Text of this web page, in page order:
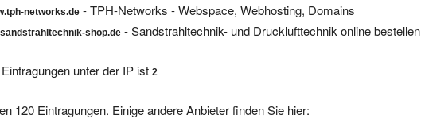
networks.de - TPH-Networks - Webspace, Webhosting, Domains
shop.de - Sandstrahltechnik- und Drucklufttechnik online bestellen
unter der IP ist2
120 Eintragungen. Einige andere Anbieter finden Sie hier: